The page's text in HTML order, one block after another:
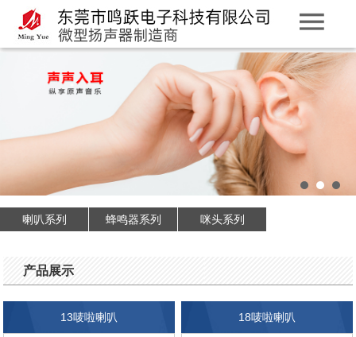
喇叭系列 蜂鸣器系列 咪头系列
产品展示
13唛啦喇叭 18唛啦喇叭